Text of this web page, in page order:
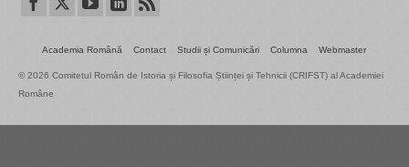
Academia Română Contact Studii și Comunicări Columna Webmaster
© 2026 Comitetul Român de Istoria și Filosofia Științei și Tehnicii (CRIFST) al Academiei
Române